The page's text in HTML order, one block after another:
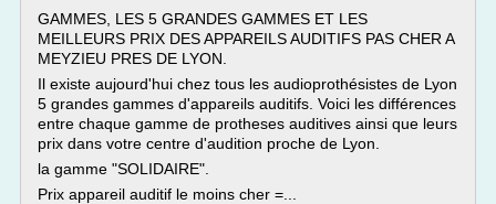
GAMMES, LES 5 GRANDES GAMMES ET LES
MEILLEURS PRIX DES APPAREILS AUDITIFS PAS CHER A
MEYZIEU PRES DE LYON.
Il existe aujourd'hui chez tous les audioprothésistes de Lyon
5 grandes gammes d'appareils auditifs. Voici les différences
entre chaque gamme de protheses auditives ainsi que leurs
prix dans votre centre d'audition proche de Lyon.
la gamme "SOLIDAIRE".
Prix appareil auditif le moins cher =...